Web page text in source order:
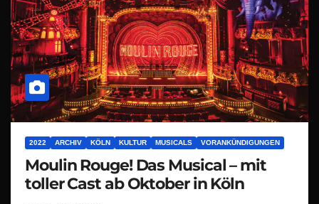
2022 ARCHIV KÖLN KULTUR MUSICALS VORANKÜNDIGUNGEN
Moulin Rouge! Das Musical – mit
toller Cast ab Oktober in Köln